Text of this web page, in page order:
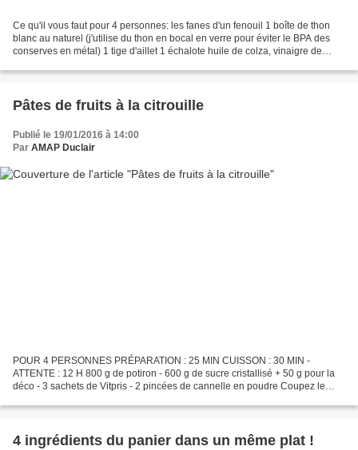
Ce qu'il vous faut pour 4 personnes: les fanes d'un fenouil 1 boîte de thon
blanc au naturel (j'utilise du thon en bocal en verre pour éviter le BPA des
conserves en métal) 1 tige d'aillet 1 échalote huile de colza, vinaigre de
Pâtes de fruits à la citrouille
Publié le 19/01/2016 à 14:00
Par AMAP Duclair
POUR 4 PERSONNES PRÉPARATION : 25 MIN CUISSON : 30 MIN -
ATTENTE : 12 H 800 g de potiron - 600 g de sucre cristallisé + 50 g pour la
déco - 3 sachets de Vitpris - 2 pincées de cannelle en poudre Coupez le
4 ingrédients du panier dans un même plat !